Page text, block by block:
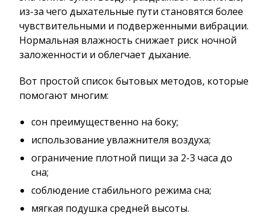
из-за чего дыхательные пути становятся более
чувствительными и подверженными вибрации.
Нормальная влажность снижает риск ночной
заложенности и облегчает дыхание.
Вот простой список бытовых методов, которые
помогают многим:
сон преимущественно на боку;
использование увлажнителя воздуха;
ограничение плотной пищи за 2-3 часа до
сна;
соблюдение стабильного режима сна;
мягкая подушка средней высоты.